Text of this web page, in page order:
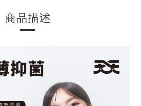
商品描述